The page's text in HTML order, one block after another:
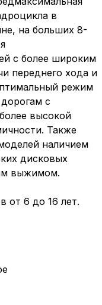
в
на больших 8-
с более широким
переднего хода и
режим
с
высокой
Также
наличием
дисковых
выжимом.
от 6 до 16 лет.